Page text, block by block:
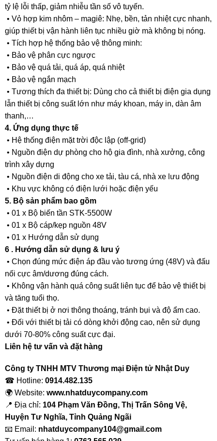
tỷ lệ lỗi thấp, giảm nhiễu tần số vô tuyến.
• Vỏ hợp kim nhôm – magiê: Nhẹ, bền, tản nhiệt cực nhanh,
giúp thiết bị vận hành liên tục nhiều giờ mà không bị nóng.
• Tích hợp hệ thống bảo vệ thông minh:
• Bảo vệ phân cực ngược
• Bảo vệ quá tải, quá áp, quá nhiệt
• Bảo vệ ngắn mạch
• Tương thích đa thiết bị: Dùng cho cả thiết bị điện gia dụng
lẫn thiết bị công suất lớn như máy khoan, máy in, dàn âm
thanh,…
4. Ứng dụng thực tế
• Hệ thống điện mặt trời độc lập (off-grid)
• Nguồn điện dự phòng cho hộ gia đình, nhà xưởng, công
trình xây dựng
• Nguồn điện di động cho xe tải, tàu cá, nhà xe lưu động
• Khu vực không có điện lưới hoặc điện yếu
5. Bộ sản phẩm bao gồm
• 01 x Bộ biến tần STK-5500W
• 01 x Bộ cáp/kẹp nguồn 48V
• 01 x Hướng dẫn sử dụng
6 . Hướng dẫn sử dụng & lưu ý
• Chọn đúng mức điện áp đầu vào tương ứng (48V) và đấu
nối cực âm/dương đúng cách.
• Không vận hành quá công suất liên tục để bảo vệ thiết bị
và tăng tuổi thọ.
• Đặt thiết bị ở nơi thông thoáng, tránh bụi và độ ẩm cao.
• Đối với thiết bị tải có dòng khởi động cao, nên sử dụng
dưới 70-80% công suất cực đại.
Liên hệ tư vấn và đặt hàng
Công ty TNHH MTV Thương mại Điện tử Nhật Duy
☎ Hotline: 0914.482.135
🌍 Website: www.nhatduycompany.com
📍 Địa chỉ: 104 Phạm Văn Đồng, Thị Trấn Sông Vệ,
Huyện Tư Nghĩa, Tỉnh Quảng Ngãi
📧 Email: nhatduycompany104@gmail.com